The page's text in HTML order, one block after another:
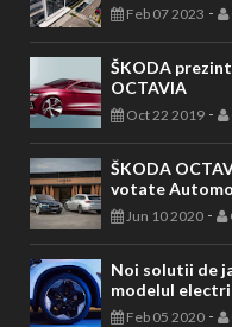
Feb 07 2023 -
ŠKODA
OCTAVIA
Oct 22 2019 -
ŠKODA
votate
Jun 10 2020 -
Noi solutii de
modelul
Feb 05 2020 -